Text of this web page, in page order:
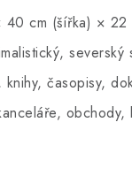
cm (šířka) × 22
severský
časopisy,
obchody,